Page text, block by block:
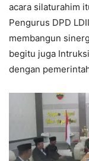
acara silaturahim
Pengurus DPD
membangun
begitu juga
dengan